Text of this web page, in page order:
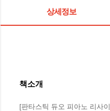
상세정보
책소개
[판타스틱 듀오 피아노 리사